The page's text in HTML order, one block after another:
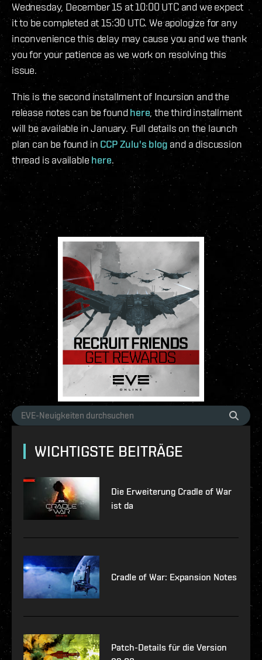
Wednesday, December 15 at 10:00 UTC and we expect
it to be completed at 15:30 UTC. We apologize for any
inconvenience this delay may cause you and we thank
you for your patience as we work on resolving this
issue.
This is the second installment of Incursion and the
release notes can be foundhere, the third installment
will be available in January. Full details on the launch
plan can be found inCCP Zulu's blog and a discussion
thread is available here.
WICHTIGSTE BEITRÄGE
Die Erweiterung Cradle of War
ist da
Cradle of War: Expansion Notes
Patch-Details für die Version